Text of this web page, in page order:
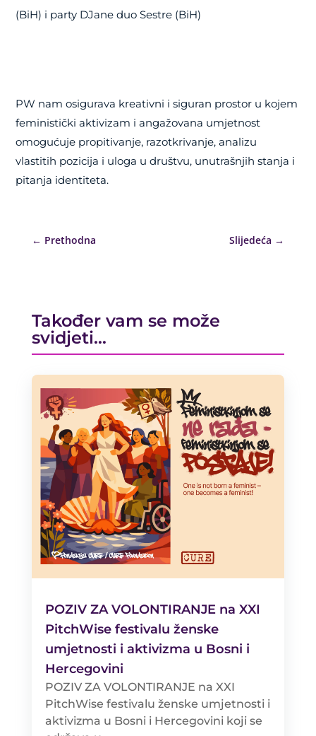
(BiH) i party DJane duo Sestre (BiH)
PW nam osigurava kreativni i siguran prostor u kojem
feministički aktivizam i angažovana umjetnost
omogućuje propitivanje, razotkrivanje, analizu
vlastitih pozicija i uloga u društvu, unutrašnjih stanja i
pitanja identiteta.
← Prethodna Slijedeća →
Također vam se može
svidjeti…
POZIV ZA VOLONTIRANJE na XXI
PitchWise festivalu ženske
umjetnosti i aktivizma u Bosni i
Hercegovini
POZIV ZA VOLONTIRANJE na XXI
PitchWise festivalu ženske umjetnosti i
aktivizma u Bosni i Hercegovini koji se